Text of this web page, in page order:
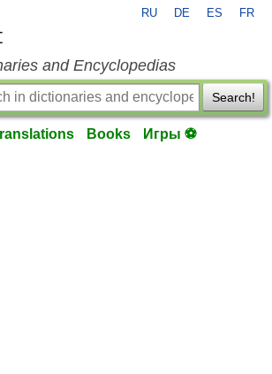
RU DE ES FR
and Encyclopedias
Search!
Books Игры ⚽